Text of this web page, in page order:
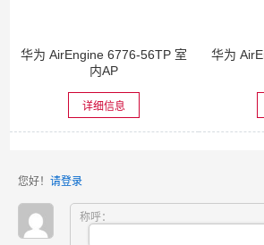
华为 AirEngine 6776-56TP 室
内AP
详细信息
华为
您好！ 请登录
称呼：